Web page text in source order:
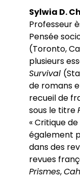
Réglement
Locaux
Listes de
Contacts
de
Axe 2.
écologies,
Axe 3.
Chaire
Directions
Groupe de
Jeune
Projets
programmes
Membres
Enseignants
honoraires
Chercheurs
Chercheurs
Doctorants
Jeunes
Anciens
Vie
Séminaires
Colloques et
Conférences
Chercheurs
Doctorants
Autres
Appels à
Publications
Ouvrages
Dossiers et
Revue
Revues et
Thèses
Actes
Votre
Calendrier
Calendrier
Admission
Accès à
Guide WikiP8
Guide du
Sylwia D.
Professeur
Pensée
(Toronto,
plusieurs
Survival
de romans
recueil de
sous le titre
« Critique de
également
dans des
revues
Prismes,